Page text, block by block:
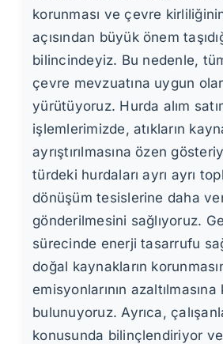
korunması ve çevre
açısından büyük önem
bilincindeyiz. Bu nedenle,
çevre mevzuatına uygun
yürütüyoruz. Hurda alım
işlemlerimizde, atıkların
ayrıştırılmasına özen
türdeki hurdaları ayrı ayrı
dönüşüm tesislerine daha
gönderilmesini sağlıyoruz.
sürecinde enerji tasarrufu
doğal kaynakların
emisyonlarının azaltılmasına
bulunuyoruz. Ayrıca,
konusunda bilinçlendiriyor